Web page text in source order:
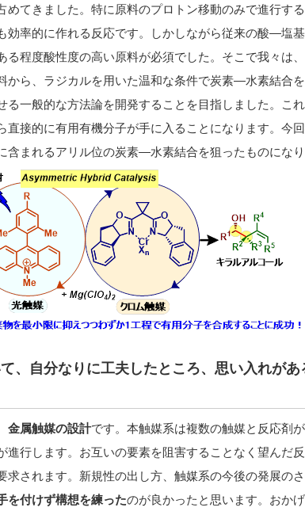
めてきました。特に原料のプロトン移動のみで進行す
効率的に作れる反応です。しかしながら従来の酸―塩
る程度酸性度の高い原料が必須でした。そこで我々は
から、ラジカルを用いた温和な条件で炭素―水素結合
る一般的な方法論を開発することを目指しました。こ
直接的に有用有機分子が手に入ることになります。今
含まれるアリル位の炭素―水素結合を狙ったものになり
、自分なりに工夫したところ、思い入れがあ
金属触媒の設計です。本触媒系は複数の触媒と反応剤
進行します。お互いの要素を阻害することなく望んだ
求されます。新規性の出し方、触媒系の今後の発展の
を付けず構想を練ったのが良かったと思います。おか